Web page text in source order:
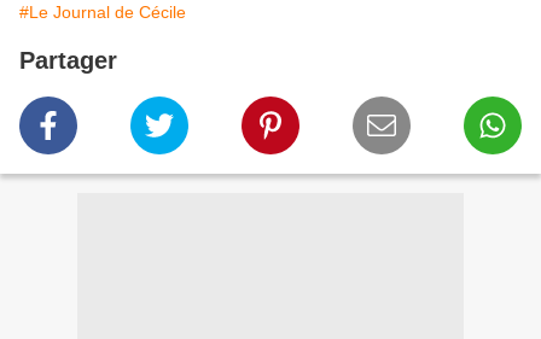
#Le Journal de Cécile
Partager